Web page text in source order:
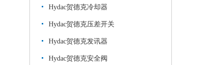
Hydac贺德克冷却器
Hydac贺德克压差开关
Hydac贺德克发讯器
Hydac贺德克安全阀